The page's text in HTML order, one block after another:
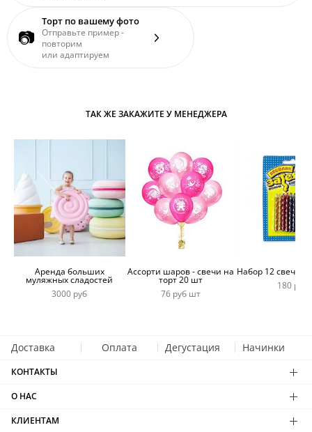
📷
Торт по вашему фото
Отправьте пример -
повторим
или адаптируем
ТАК ЖЕ ЗАКАЖИТЕ У МЕНЕДЖЕРА
Аренда больших
муляжных сладостей
3000 руб
Ассорти шаров - свечи на
торт 20 шт
76 руб шт
Набор 12 свечей
180 руб
Доставка Оплата Дегустация Начинки
КОНТАКТЫ
О НАС
КЛИЕНТАМ